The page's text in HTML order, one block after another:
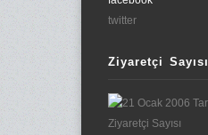
twitter
Ziyaretçi Sayısı